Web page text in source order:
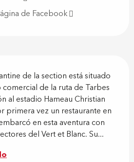
de Facebook
de la section está situado
de la ruta de Tarbes
al estadio Hameau Christian
primera vez un restaurante en
en esta aventura con
del Vert et Blanc. Su...